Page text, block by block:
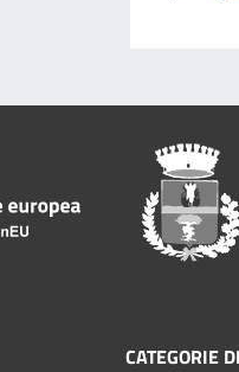
CATEGORIE